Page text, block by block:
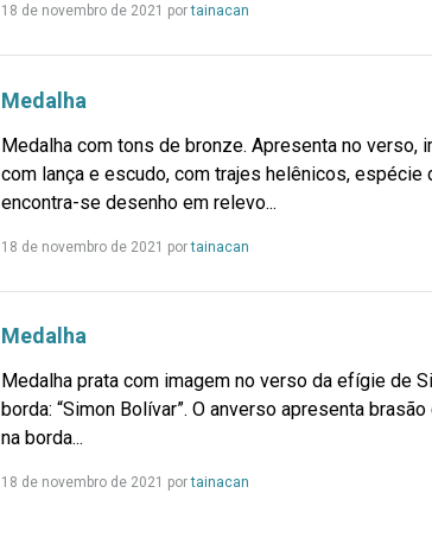
18 de novembro de 2021 portainacanLeia
Medalha
Medalha com tons de bronze. Apresenta no verso,
com lança e escudo, com trajes helênicos, espécie
encontra-se desenho em relevo...
18 de novembro de 2021 portainacanLeia
Medalha
Medalha prata com imagem no verso da efígie de
borda: “Simon Bolívar”. O anverso apresenta
na borda...
18 de novembro de 2021 portainacanLeia